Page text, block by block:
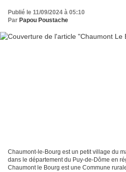
Publié le 11/09/2024 à 05:10
Par Papou Poustache
Chaumont-le-Bourg est un petit village du
dans le département du Puy-de-Dôme en
Chaumont le Bourg est une Commune